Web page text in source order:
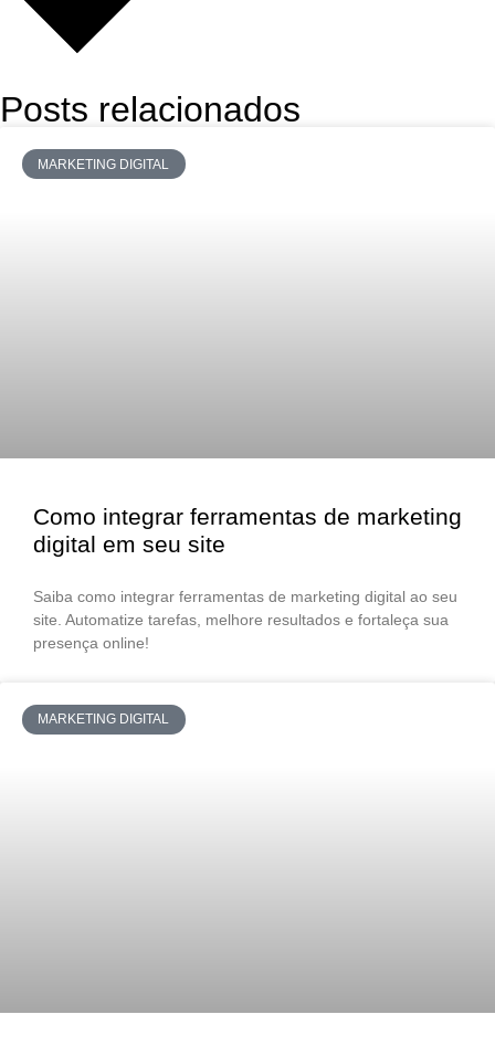
Posts relacionados
MARKETING DIGITAL
Como integrar ferramentas de marketing
digital em seu site
Saiba como integrar ferramentas de marketing digital ao seu
site. Automatize tarefas, melhore resultados e fortaleça sua
presença online!
MARKETING DIGITAL